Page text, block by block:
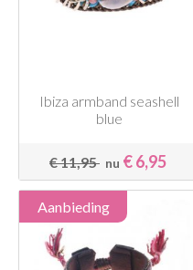
Ibiza armband seashell
blue
€ 11,95 nu € 6,95
Aanbieding